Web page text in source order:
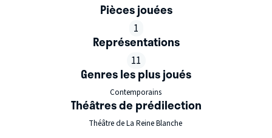
Pièces jouées
1
Représentations
11
Genres les plus joués
Contemporains
Théâtres de prédilection
Théâtre de La Reine Blanche